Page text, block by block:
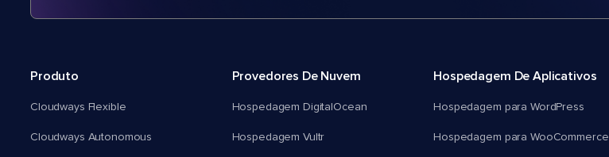
Produto
Cloudways Flexible
Cloudways Autonomous
Provedores De Nuvem
Hospedagem DigitalOcean
Hospedagem Vultr
Hospedagem De Aplicativos
Hospedagem para WordPress
Hospedagem para WooCommerce